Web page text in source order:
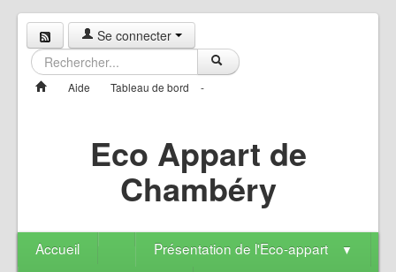
Se connecter
Aide Tableau de bord -
Eco Appart de
Chambéry
Accueil Présentation de l'Eco-appart ▼